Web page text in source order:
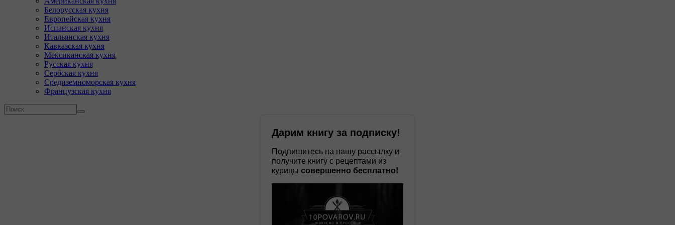
Белорусская кухня
Европейская кухня
Испанская кухня
Итальянская кухня
Кавказская кухня
Мексиканская кухня
Русская кухня
Сербская кухня
Средиземноморская кухня
Французская кухня
Дарим книгу за подписку!
Подпишитесь на нашу рассылку и
получите книгу с рецептами из
курицы совершенно бесплатно!